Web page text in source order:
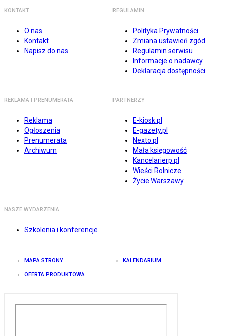
KONTAKT
O nas
Kontakt
Napisz do nas
REGULAMIN
Polityka Prywatności
Zmiana ustawień zgód
Regulamin serwisu
Informacje o nadawcy
Deklaracja dostępności
REKLAMA I PRENUMERATA
Reklama
Ogłoszenia
Prenumerata
Archiwum
PARTNERZY
E-kiosk.pl
E-gazety.pl
Nexto.pl
Mała księgowość
Kancelarierp.pl
Wieści Rolnicze
Życie Warszawy
NASZE WYDARZENIA
Szkolenia i konferencje
MAPA STRONY KALENDARIUM
OFERTA PRODUKTOWA